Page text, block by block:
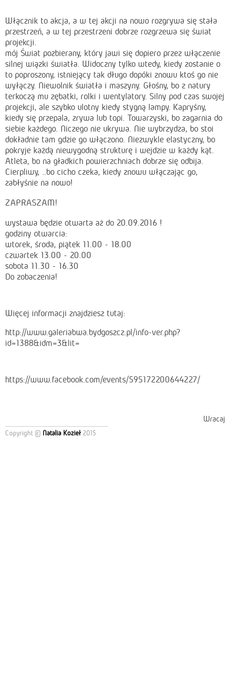
Włącznik to akcja, a w tej akcji na nowo rozgrywa się stała
przestrzeń, a w tej przestrzeni dobrze rozgrzewa się świat
projekcji.
mój Świat pozbierany, który jawi się dopiero przez włączenie
silnej wiązki światła. Widoczny tylko wtedy, kiedy zostanie o
to poproszony, istniejący tak długo dopóki znowu ktoś go nie
wyłączy. Niewolnik światła i maszyny. Głośny, bo z natury
terkoczą mu zębatki, rolki i wentylatory. Silny pod czas swojej
projekcji, ale szybko ulotny kiedy stygną lampy. Kapryśny,
kiedy się przepala, zrywa lub topi. Towarzyski, bo zagarnia do
siebie każdego. Niczego nie ukrywa. Nie wybrzydza, bo stoi
dokładnie tam gdzie go włączono. Niezwykle elastyczny, bo
pokryje każdą niewygodną strukturę i wejdzie w każdy kąt.
Atleta, bo na gładkich powierzchniach dobrze się odbija.
Cierpliwy, ..bo cicho czeka, kiedy znowu włączając go,
zabłyśnie na nowo!
ZAPRASZAM!
wystawa będzie otwarta aż do 20.09.2016 !
godziny otwarcia:
wtorek, środa, piątek 11.00 - 18.00
czwartek 13.00 - 20.00
sobota 11.30 - 16.30
Do zobaczenia!
Więcej informacji znajdziesz tutaj:
http://www.galeriabwa.bydgoszcz.pl/info-ver.php?
id=1388&idm=3&lit=
https://www.facebook.com/events/595172200644227/
Wracaj
Copyright © Natalia Kozieł2015